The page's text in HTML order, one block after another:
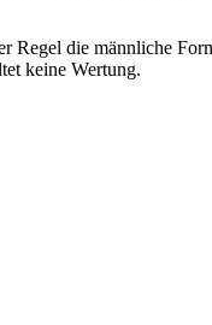
Regel die männliche
keine Wertung.